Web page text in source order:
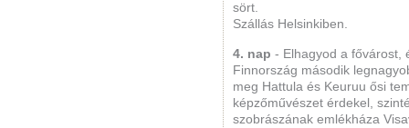
sört.
Szállás Helsinkiben.
4. nap - Elhagyod a fővárost,
Finnország második
meg Hattula és Keuruu ősi
képzőművészet érdekel,
szobrászának emlékháza